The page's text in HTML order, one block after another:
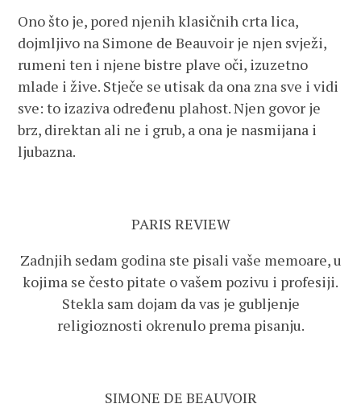
Ono što je, pored njenih klasičnih crta lica,
dojmljivo na Simone de Beauvoir je njen svježi,
rumeni ten i njene bistre plave oči, izuzetno
mlade i žive. Stječe se utisak da ona zna sve i vidi
sve: to izaziva određenu plahost. Njen govor je
brz, direktan ali ne i grub, a ona je nasmijana i
ljubazna.
PARIS REVIEW
Zadnjih sedam godina ste pisali vaše memoare, u
kojima se često pitate o vašem pozivu i profesiji.
Stekla sam dojam da vas je gubljenje
religioznosti okrenulo prema pisanju.
SIMONE DE BEAUVOIR